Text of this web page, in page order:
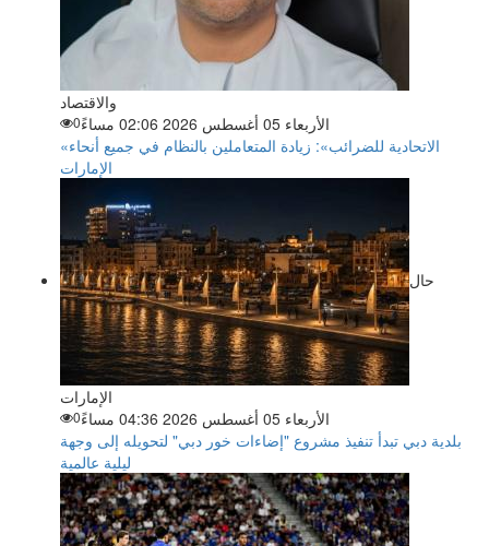
والاقتصاد
الأربعاء 05 أغسطس 2026 02:06 مساءً
0
«الاتحادية للضرائب»: زيادة المتعاملين بالنظام في جميع أنحاء
الإمارات
حال
الإمارات
الأربعاء 05 أغسطس 2026 04:36 مساءً
0
بلدية دبي تبدأ تنفيذ مشروع "إضاءات خور دبي" لتحويله إلى وجهة
ليلية عالمية